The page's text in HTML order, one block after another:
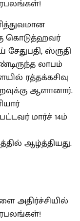
கொடுத்ஹவர்
ஸ்ருதி
லாபம்
ரத்தக்கசிவு
ஆளானார்.
மார்ச் 14ம்
ஆழ்த்தியது.